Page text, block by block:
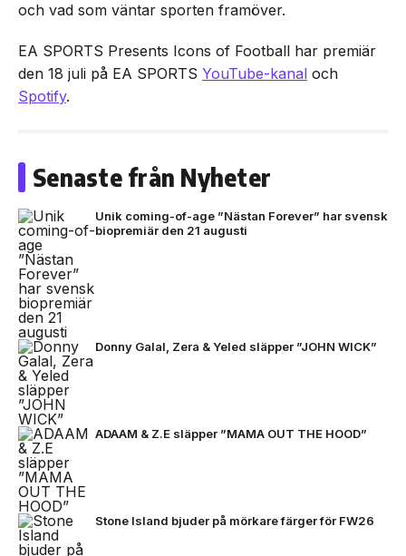
och vad som väntar sporten framöver.
EA SPORTS Presents Icons of Football har premiär
den 18 juli på EA SPORTS YouTube-kanal och
Spotify.
Senaste från Nyheter
Unik coming-of-age ”Nästan Forever” har svensk
biopremiär den 21 augusti
Donny Galal, Zera & Yeled släpper ”JOHN WICK”
ADAAM & Z.E släpper ”MAMA OUT THE HOOD”
Stone Island bjuder på mörkare färger för FW26